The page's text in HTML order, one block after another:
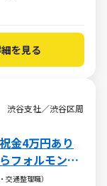
を見る
渋谷支社／渋谷区周
金4万円あり
フォルモン
通整理職）